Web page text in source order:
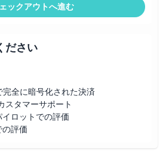
ックアウトへ進む
ださい
全に暗号化された決済
スタマーサポート
ロットでの評価
評価